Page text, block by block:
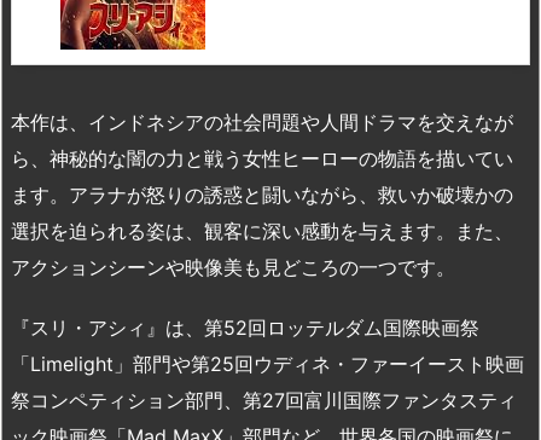
本作は、インドネシアの社会問題や人間ドラマを交えなが
ら、神秘的な闇の力と戦う女性ヒーローの物語を描いてい
ます。アラナが怒りの誘惑と闘いながら、救いか破壊かの
選択を迫られる姿は、観客に深い感動を与えます。また、
アクションシーンや映像美も見どころの一つです。
『スリ・アシィ』は、第52回ロッテルダム国際映画祭
「Limelight」部門や第25回ウディネ・ファーイースト映画
祭コンペティション部門、第27回富川国際ファンタスティ